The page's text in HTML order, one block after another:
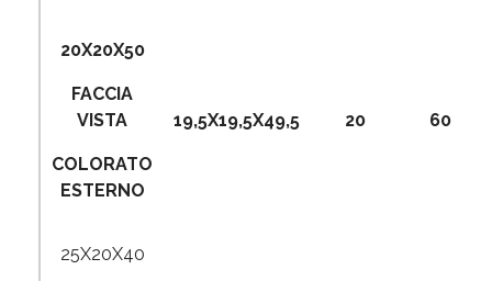
20X20X50
FACCIA
VISTA
COLORATO
ESTERNO
19,5X19,5X49,5 20 60
25X20X40